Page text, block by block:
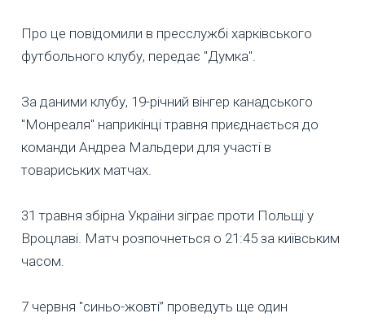
Про це повідомили в пресслужбі харківського
футбольного клубу, передає "Думка".
За даними клубу, 19-річний вінгер канадського
"Монреаля" наприкінці травня приєднається до
команди Андреа Мальдери для участі в
товариських матчах.
31 травня збірна України зіграє проти Польщі у
Вроцлаві. Матч розпочнеться о 21:45 за київським
часом.
7 червня "синьо-жовті” проведуть ще один